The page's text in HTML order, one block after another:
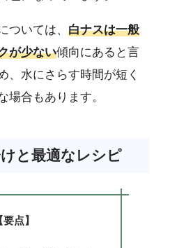
ついては、 白ナスは一般
が少ない傾向にあると言
、水にさらす時間が短く
場合もあります。
と最適なレシピ
要点】